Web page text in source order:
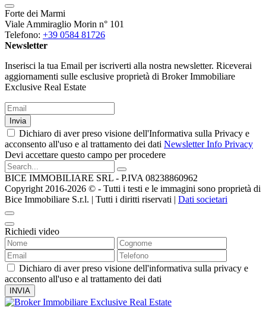
Forte dei Marmi
Viale Ammiraglio Morin n° 101
Telefono: +39 0584 81726
Newsletter
Inserisci la tua Email per iscriverti alla nostra newsletter. Riceverai
aggiornamenti sulle esclusive proprietà di Broker Immobiliare
Exclusive Real Estate
Invia
Dichiaro di aver preso visione dell'Informativa sulla Privacy e
acconsento all'uso e al trattamento dei dati Newsletter Info Privacy
Devi accettare questo campo per procedere
BICE IMMOBILIARE SRL - P.IVA 08238860962
Copyright 2016-2026 ©️ - Tutti i testi e le immagini sono proprietà di
Bice Immobiliare S.r.l. | Tutti i diritti riservati | Dati societari
Richiedi video
Dichiaro di aver preso visione dell'informativa sulla privacy e
acconsento all'uso e al trattamento dei dati